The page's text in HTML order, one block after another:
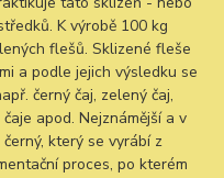
K výrobě 100 kg
flešů. Sklizené fleše
a podle jejich výsledku se
černý čaj, zelený čaj,
apod. Nejznámější a v
který se vyrábí z
proces, po kterém